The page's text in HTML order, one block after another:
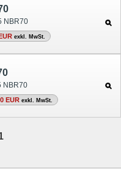
NBR70
exkl. MwSt.
NBR70
EUR exkl. MwSt.